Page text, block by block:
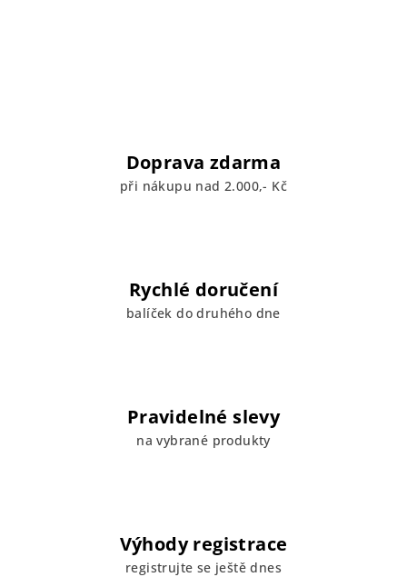
Doprava zdarma
při nákupu nad 2.000,- Kč
Rychlé doručení
balíček do druhého dne
Pravidelné slevy
na vybrané produkty
Výhody registrace
registrujte se ještě dnes